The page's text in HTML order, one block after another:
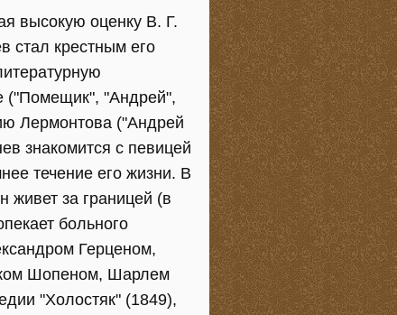
высокую оценку В. Г.
стал крестным его
("Помещик", "Андрей",
Лермонтова ("Андрей
знакомится с певицей
течение его жизни. В
живет за границей (в
больного
Герценом,
Шопеном, Шарлем
"Холостяк" (1849),